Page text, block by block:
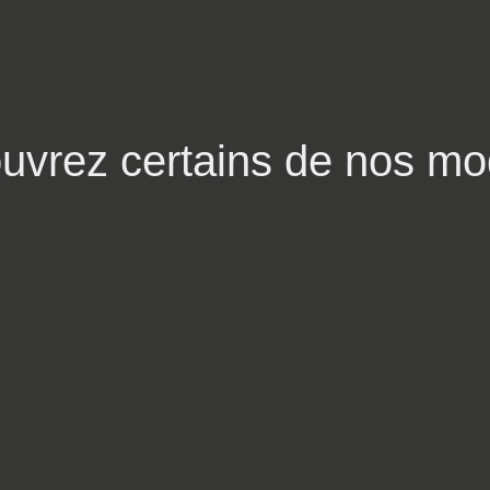
certains de nos